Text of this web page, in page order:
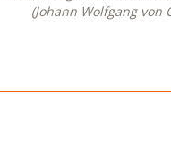
(Johann Wolfgang von